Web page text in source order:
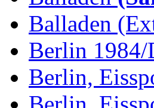
Balladen
Berlin 1984/
Berlin,